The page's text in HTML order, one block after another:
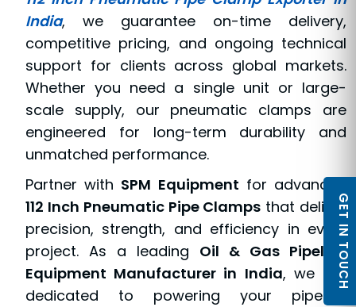
India, we guarantee on-time delivery,
competitive pricing, and ongoing technical
support for clients across global markets.
Whether you need a single unit or large-
scale supply, our pneumatic clamps are
engineered for long-term durability and
unmatched performance.
Partner with SPM Equipment for advanced
112 Inch Pneumatic Pipe Clamps that deliver
precision, strength, and efficiency in every
project. As a leading Oil & Gas Pipeline
Equipment Manufacturer in India, we are
dedicated to powering your pipeline
GET IN TOUCH